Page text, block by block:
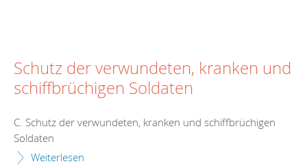
Schutz der verwundeten, kranken und
schiffbrüchigen Soldaten
C. Schutz der verwundeten, kranken und schiffbrüchigen
Soldaten
Weiterlesen